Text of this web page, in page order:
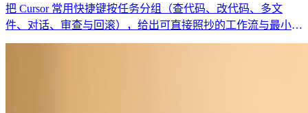
把 Cursor 常用快捷键按任务分组（查代码、改代码、多文
件、对话、审查与回滚），给出可直接照抄的工作流与最小回
归清单，避免“快捷键背了也没变快”。